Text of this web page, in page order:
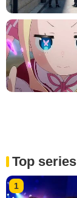
Top series
1